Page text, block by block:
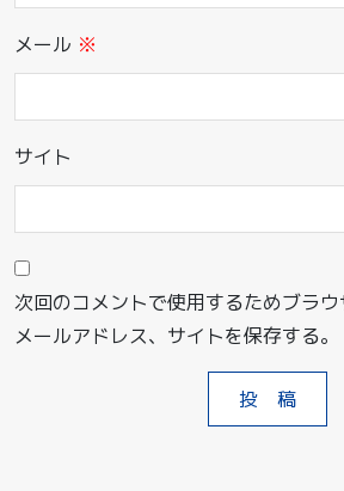
メール ※
サイト
次回のコメントで使用するためブラウ
メールアドレス、サイトを保存する。